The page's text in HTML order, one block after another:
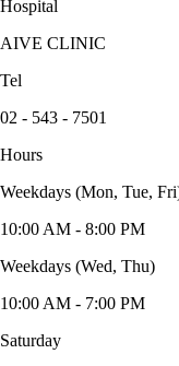
Hospital
AIVE CLINIC
Tel
02 - 543 - 7501
Hours
Weekdays (Mon, Tue,
10:00 AM - 8:00 PM
Weekdays (Wed, Thu)
10:00 AM - 7:00 PM
Saturday